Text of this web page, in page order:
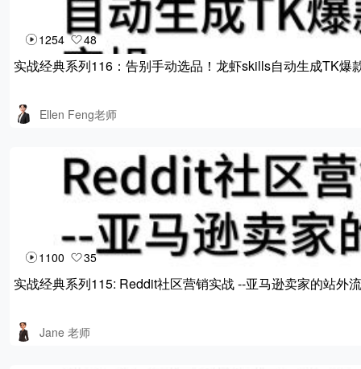
1254 48
实战经典系列116：告别手动选品！龙虾skills自动生成TK爆
Ellen Feng老师
1100 35
实战经典系列115: Reddit社区营销实战 --亚⻢逊卖家的站外
Jane 老师